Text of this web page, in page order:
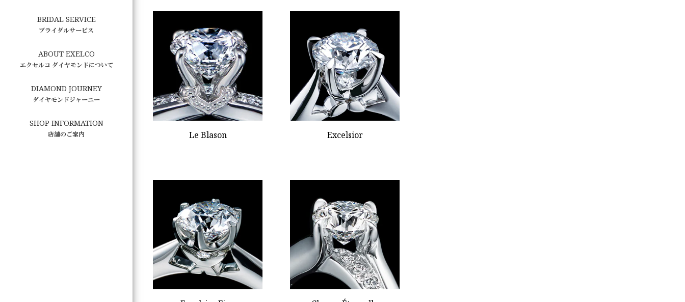
Le Blason Excelsior
BRIDAL SERVICE
ブライダルサービス
ABOUT EXELCO
エクセルコ ダイヤモンドについて
DIAMOND JOURNEY
ダイヤモンドジャーニー
SHOP INFORMATION
店舗のご案内